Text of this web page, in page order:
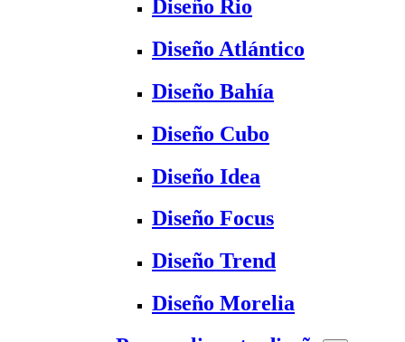
Diseño Rio
Diseño Atlántico
Diseño Bahía
Diseño Cubo
Diseño Idea
Diseño Focus
Diseño Trend
Diseño Morelia